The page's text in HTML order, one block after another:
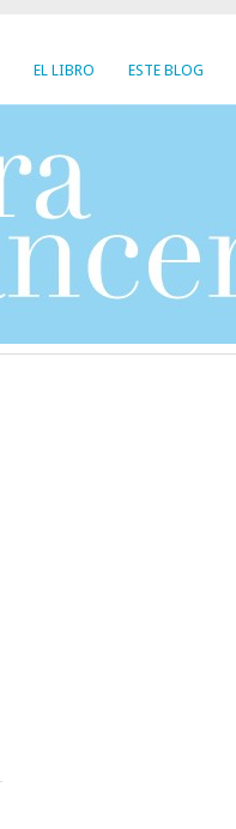
EL LIBRO ESTE BLOG